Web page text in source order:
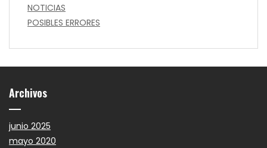
NOTICIAS
POSIBLES ERRORES
Archivos
junio 2025
mayo 2020